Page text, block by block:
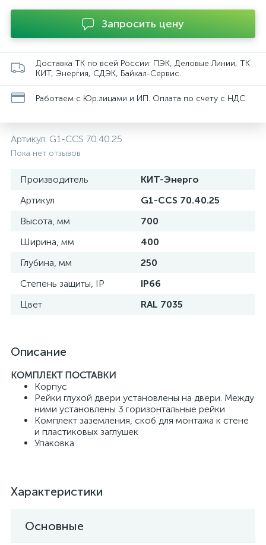
Запросить цену
Доставка ТК по всей России: ПЭК, Деловые Линии, ТК
КИТ, Энергия, СДЭК, Байкал-Сервис.
Работаем с Юр.лицами и ИП. Оплата по счету с НДС.
Артикул: G1-CCS 70.40.25
Пока нет отзывов
Производитель
КИТ-Энерго
Артикул
G1-CCS 70.40.25
Высота, мм
700
Ширина, мм
400
Глубина, мм
250
Степень защиты, IP
IP66
Цвет
RAL 7035
Описание
КОМПЛЕКТ ПОСТАВКИ
Корпус
Рейки глухой двери установлены на двери. Между
ними установлены 3 горизонтальные рейки
Комплект заземления, скоб для монтажа к стене
и пластиковых заглушек
Упаковка
Характеристики
Основные